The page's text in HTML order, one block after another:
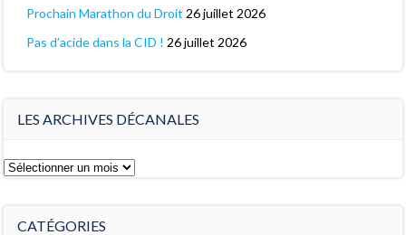
Prochain Marathon du Droit 26 juillet 2026
Pas d’acide dans la CID ! 26 juillet 2026
LES ARCHIVES DÉCANALES
Les
CATÉGORIES